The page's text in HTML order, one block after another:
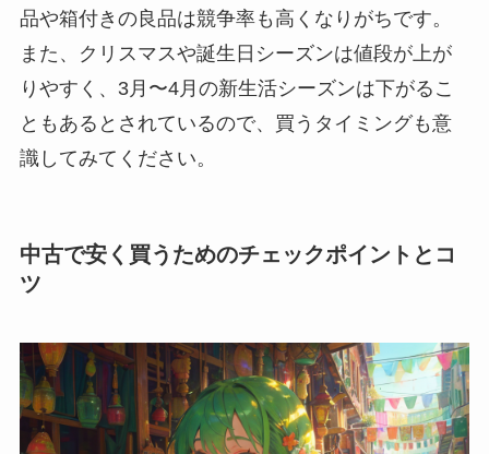
品や箱付きの良品は競争率も高くなりがちです。
また、クリスマスや誕生日シーズンは値段が上が
りやすく、3月〜4月の新生活シーズンは下がるこ
ともあるとされているので、買うタイミングも意
識してみてください。
中古で安く買うためのチェックポイントとコ
ツ